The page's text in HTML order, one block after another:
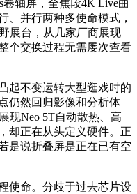
轴屏，全焦段4K Live曲
、并行两种多使命模式，
展台，从几家厂商展现
个交换过程无需屡次查看
不变运转大型逛戏时的
仍然回归影像和分析体
现Neo 5T自动散热、高
却正在从头定义硬件。正
是说折叠屏是正在已有空
命。分歧于过去芯片设